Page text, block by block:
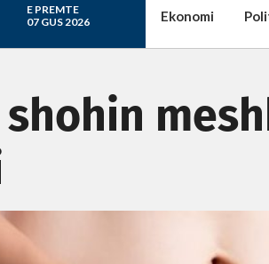
E PREMTE
07 GUS 2026
Ekonomi
shohin